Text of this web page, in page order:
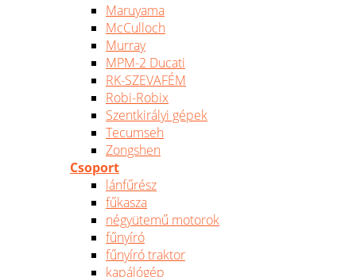
Maruyama
McCulloch
Murray
MPM-2 Ducati
RK-SZEVAFÉM
Robi-Robix
Szentkirályi gépek
Tecumseh
Zongshen
Csoport
lánfűrész
fűkasza
négyütemű motorok
fűnyíró
fűnyíró traktor
kapálógép